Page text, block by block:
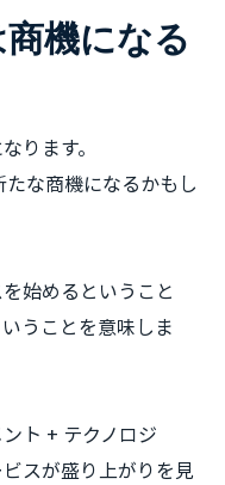
機になる
ります。
な商機になるかもし
始めるということ
うことを意味しま
ト + テクノロジ
スが盛り上がりを見